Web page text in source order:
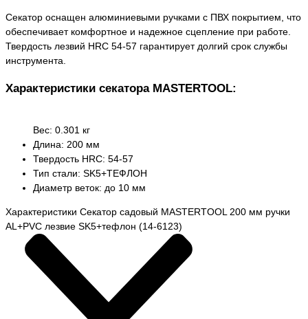
Секатор оснащен алюминиевыми ручками с ПВХ покрытием, что
обеспечивает комфортное и надежное сцепление при работе.
Твердость лезвий HRC 54-57 гарантирует долгий срок службы
инструмента.
Характеристики секатора MASTERTOOL:
Вес: 0.301 кг
Длина: 200 мм
Твердость HRC: 54-57
Тип стали: SK5+ТЕФЛОН
Диаметр веток: до 10 мм
Характеристики Секатор садовый MASTERTOOL 200 мм ручки
AL+PVC лезвие SK5+тефлон (14-6123)